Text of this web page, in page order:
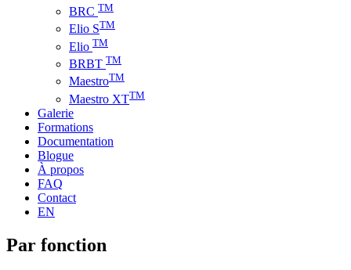
BRC TM
Elio STM
Elio TM
BRBT TM
MaestroTM
Maestro XTTM
Galerie
Formations
Documentation
Blogue
À propos
FAQ
Contact
EN
Par fonction